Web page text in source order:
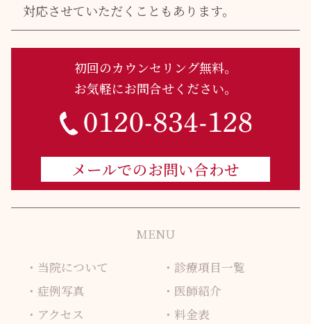
対応させていただくこともあります。
初回のカウンセリング無料。
お気軽にお問合せください。
メールでのお問い合わせ
MENU
当院について
診療項目一覧
症例写真
医師紹介
アクセス
料金表